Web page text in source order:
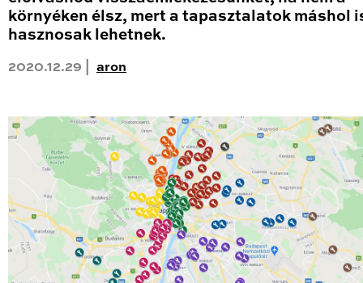
környéken élsz, mert a tapasztalatok máshol
hasznosak lehetnek.
2020.12.29 | aron